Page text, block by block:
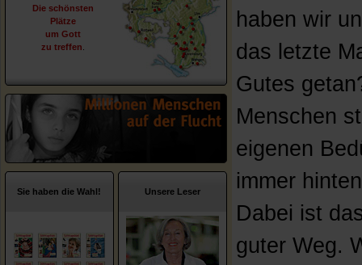
Die schönsten
Plätze
um Gott
zu treffen
Sie haben die Wahl! Unsere Leser
haben wir
das letzte
Gutes
Menschen
eigenen
immer
Dabei ist
guter Weg.